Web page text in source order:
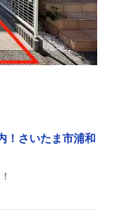
！さいたま市浦和